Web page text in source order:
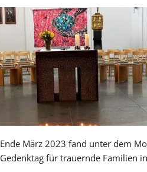
Ende März 2023 fand unter dem
Gedenktag für trauernde Familien